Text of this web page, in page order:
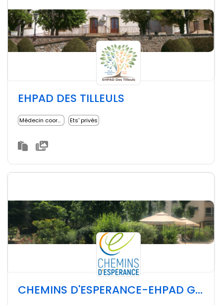
EHPAD DES TILLEULS
Médecin coordonnateur Ets' privés
CHEMINS D'ESPERANCE-EHPAD GRENELLE